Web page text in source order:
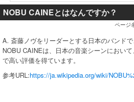
NOBU CAINEとはなんですか？
ページ
A. 斎藤ノヴをリーダーとする日本のバンド
NOBU CAINEは、日本の音楽シーンにおい
で高い評価を得ています。
参考URL:https://ja.wikipedia.org/wiki/